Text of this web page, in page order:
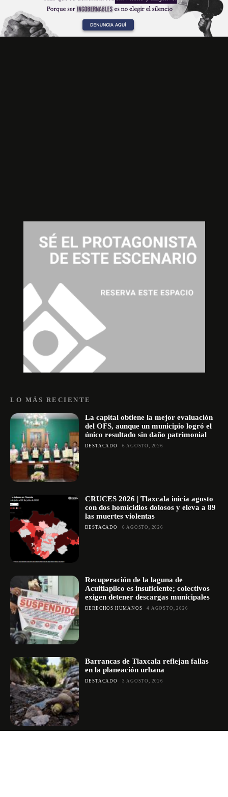
LO MÁS RECIENTE
La capital obtiene la mejor evaluación
del OFS, aunque un municipio logró el
único resultado sin daño patrimonial
DESTACADO 6 AGOSTO, 2026
CRUCES 2026 | Tlaxcala inicia agosto
con dos homicidios dolosos y eleva a 89
las muertes violentas
DESTACADO 6 AGOSTO, 2026
Recuperación de la laguna de
Acuitlapilco es insuficiente; colectivos
exigen detener descargas municipales
DERECHOS HUMANOS 4 AGOSTO, 2026
Barrancas de Tlaxcala reflejan fallas
en la planeación urbana
DESTACADO 3 AGOSTO, 2026